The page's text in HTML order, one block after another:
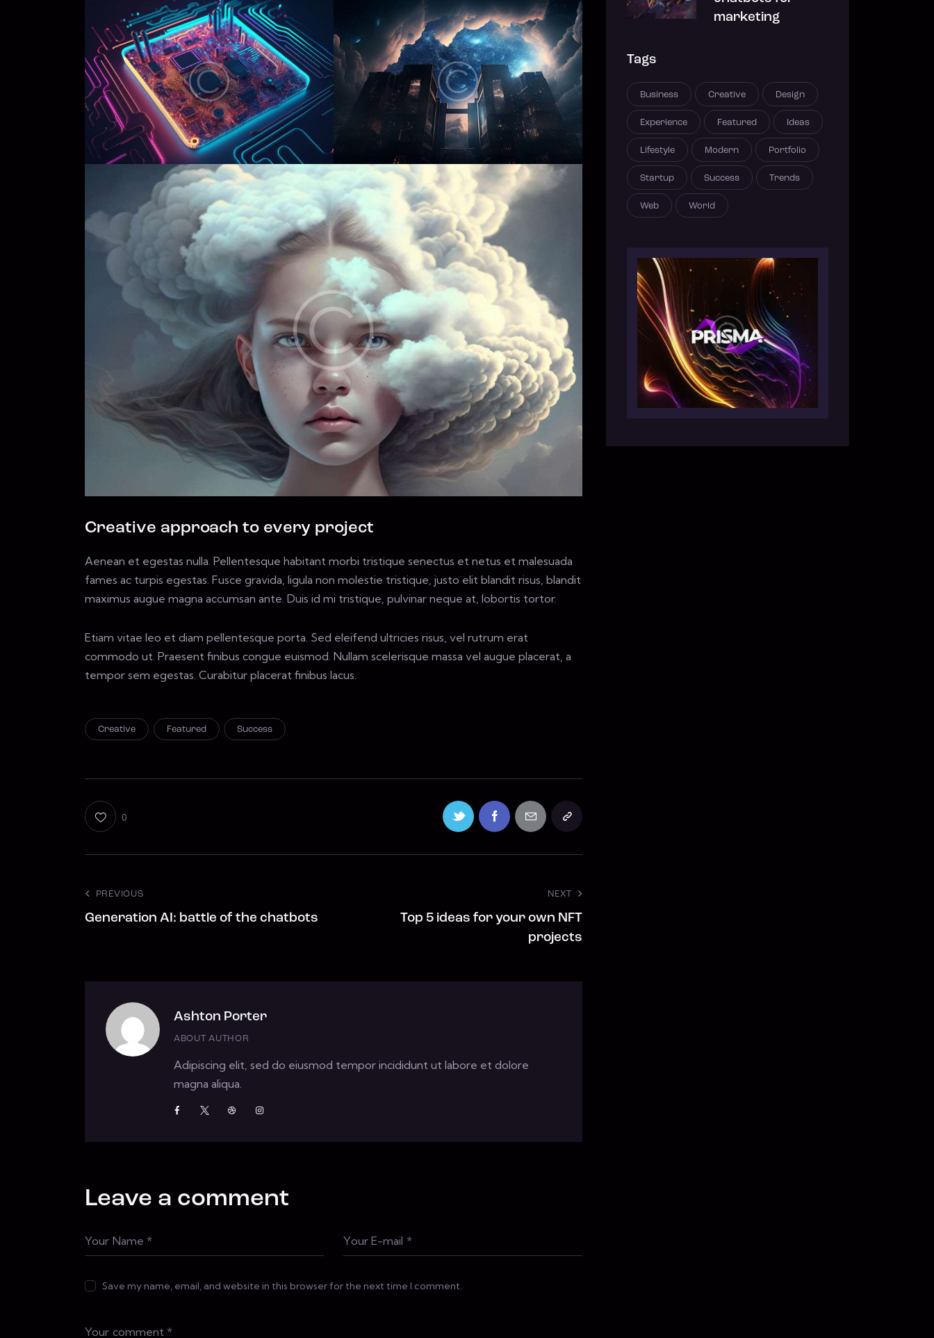
Creative approach to every project
Aenean et egestas nulla. Pellentesque habitant morbi tristique senectus et netus et malesuada
fames ac turpis egestas. Fusce gravida, ligula non molestie tristique, justo elit blandit risus, blandit
maximus augue magna accumsan ante. Duis id mi tristique, pulvinar neque at, lobortis tortor.
Etiam vitae leo et diam pellentesque porta. Sed eleifend ultricies risus, vel rutrum erat
commodo ut. Praesent finibus congue euismod. Nullam scelerisque massa vel augue placerat, a
tempor sem egestas. Curabitur placerat finibus lacus.
Creative Featured Success
0
PREVIOUS
Generation AI: battle of the chatbots
NEXT
Top 5 ideas for your own NFT
projects
Ashton Porter
ABOUT AUTHOR
Adipiscing elit, sed do eiusmod tempor incididunt ut labore et dolore
magna aliqua.
Leave a comment
Save my name, email, and website in this browser for the next time I comment.
marketing
Tags
Business Creative Design
Experience Featured Ideas
Lifestyle Modern Portfolio
Startup Success Trends
Web World